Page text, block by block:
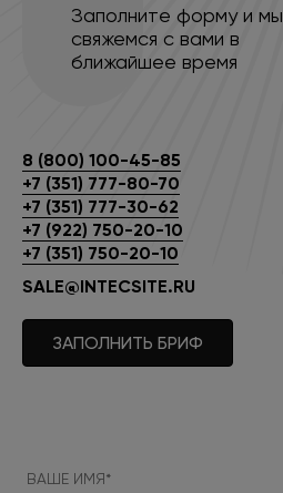
Заполните форму и мы
свяжемся с вами в
ближайшее время
8 (800) 100-45-85
+7 (351) 777-80-70
+7 (351) 777-30-62
+7 (922) 750-20-10
+7 (351) 750-20-10
SALE@INTECSITE.RU
ЗАПОЛНИТЬ БРИФ